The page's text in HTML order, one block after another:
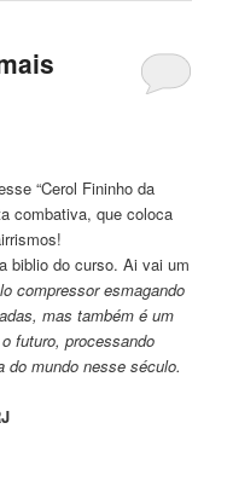
“Cerol Fininho da
combativa, que coloca
biblio do curso. Ai vai um
compressor esmagando
mas também é um
futuro, processando
mundo nesse século.